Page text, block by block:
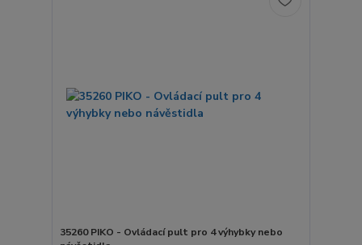
35260 PIKO - Ovládací pult pro 4 výhybky nebo